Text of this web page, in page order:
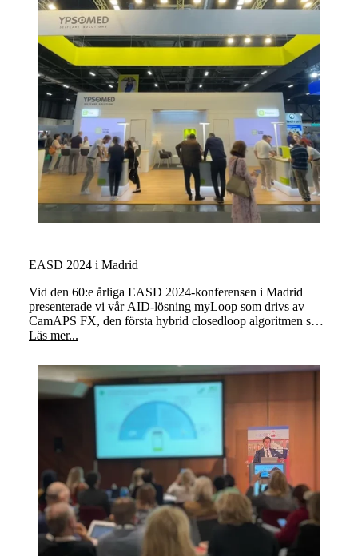
EASD 2024 i Madrid
Vid den 60:e årliga EASD 2024-konferensen i Madrid
presenterade vi vår AID-lösning myLoop som drivs av
CamAPS FX, den första hybrid closedloop algoritmen som
är utformad och licensierad för användning vid planering
Läs mer...